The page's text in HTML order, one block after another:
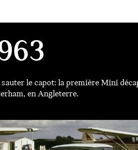
le capot: la première Mini
en Angleterre.